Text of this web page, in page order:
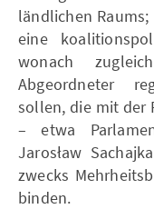
ländlichen
eine
wonach
Abgeordneter
sollen, die mit der
– etwa
Jarosław
zwecks
binden.